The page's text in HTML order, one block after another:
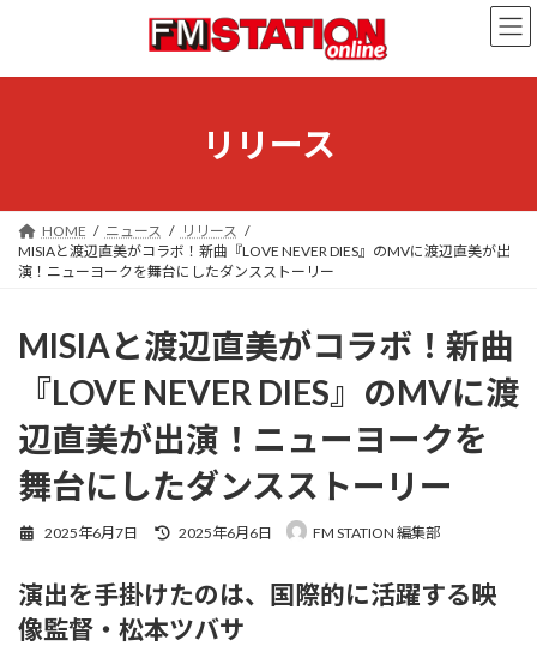
ン
ー
リリース
HOME ニュース
リリース
MISIAと渡辺直美がコラボ！新曲『LOVE NEVER DIES』のMVに渡辺直美が出
演！ニューヨークを舞台にしたダンスストーリー
MISIAと渡辺直美がコラボ！新曲
『LOVE NEVER DIES』のMVに渡
辺直美が出演！ニューヨークを
舞台にしたダンスストーリー
2025年6月7日
最
新
日
時
2025年6月6日 FM STATION 編集部
演出を手掛けたのは、国際的に活躍する映
像監督・松本ツバサ